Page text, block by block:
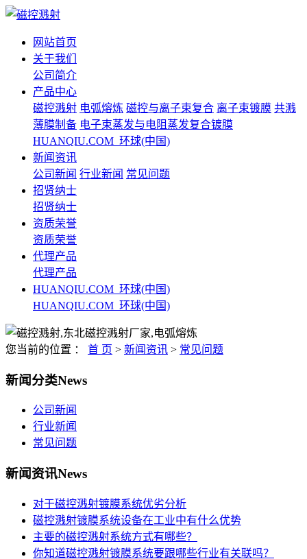
网站首页
关于我们
公司简介
产品中心
磁控溅射 电弧熔炼 磁控与离子束复合 离子束镀膜 共溅
薄膜制备 电子束蒸发与电阻蒸发复合镀膜
HUANQIU.COM_环球(中国)
新闻资讯
公司新闻 行业新闻 常见问题
招贤纳士
招贤纳士
资质荣誉
资质荣誉
代理产品
代理产品
HUANQIU.COM_环球(中国)
HUANQIU.COM_环球(中国)
您当前的位置 ： 首 页 > 新闻资讯 > 常见问题
新闻分类News
公司新闻
行业新闻
常见问题
新闻资讯News
对于磁控溅射镀膜系统优劣分析
磁控溅射镀膜系统设备在工业中有什么优势
主要的磁控溅射系统方式有哪些？
你知道磁控溅射镀膜系统要跟哪些行业有关联吗？